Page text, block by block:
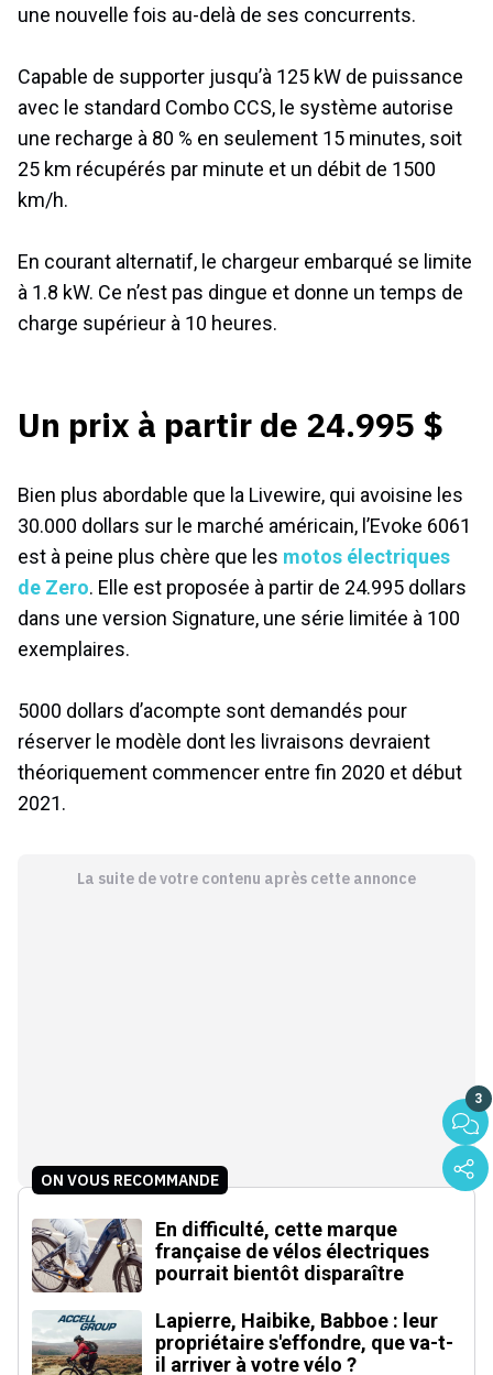
une nouvelle fois au-delà de ses concurrents.
Capable de supporter jusqu’à 125 kW de puissance
avec le standard Combo CCS, le système autorise
une recharge à 80 % en seulement 15 minutes, soit
25 km récupérés par minute et un débit de 1500
km/h.
En courant alternatif, le chargeur embarqué se limite
à 1.8 kW. Ce n’est pas dingue et donne un temps de
charge supérieur à 10 heures.
Un prix à partir de 24.995 $
Bien plus abordable que la Livewire, qui avoisine les
30.000 dollars sur le marché américain, l’Evoke 6061
est à peine plus chère que les motos électriques
de Zero. Elle est proposée à partir de 24.995 dollars
dans une version Signature, une série limitée à 100
exemplaires.
5000 dollars d’acompte sont demandés pour
réserver le modèle dont les livraisons devraient
théoriquement commencer entre fin 2020 et début
2021.
La suite de votre contenu après cette annonce
3
ON VOUS RECOMMANDE
En difficulté, cette marque
française de vélos électriques
pourrait bientôt disparaître
Lapierre, Haibike, Babboe : leur
propriétaire s'effondre, que va-t-
il arriver à votre vélo ?